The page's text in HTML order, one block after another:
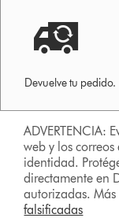
Devuelve tu pedido.
ADVERTENCIA:
web y los
identidad.
directamente en
autorizadas. Más
falsificadas